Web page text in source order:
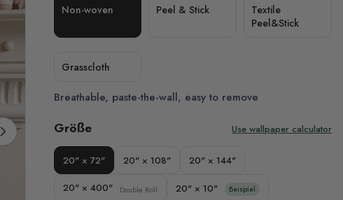
Non-woven Peel & Stick
Textile
Peel&Stick
Grasscloth
Breathable, paste-the-wall, easy to remove
Größe Use wallpaper calculator
20" × 72" 20" × 108" 20" × 144"
20" × 400" Double Roll 20" × 10" Beispiel